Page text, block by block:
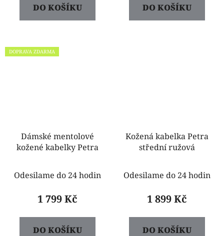
DO KOŠÍKU DO KOŠÍKU
DOPRAVA ZDARMA
Dámské mentolové
kožené kabelky Petra
Odesilame do 24 hodin
1 799 Kč
DO KOŠÍKU
Kožená kabelka Petra
střední ružová
Odesilame do 24 hodin
1 899 Kč
DO KOŠÍKU